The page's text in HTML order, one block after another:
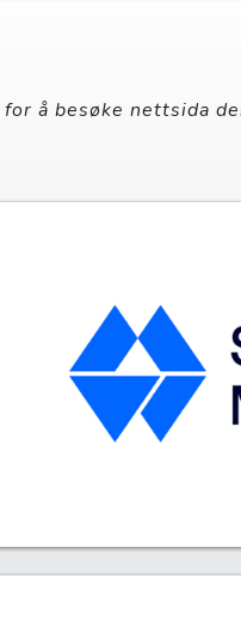
å besøke nettsida